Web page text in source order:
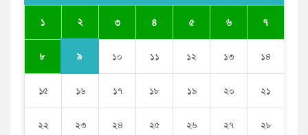
সজীব ওয়াজেদ জয়
১ ২ ৩ ৪ ৫ ৬ ৭
৮ ৯ ১০ ১১ ১২ ১৩ ১৪
১৫ ১৬ ১৭ ১৮ ১৯ ২০ ২১
২২ ২৩ ২৪ ২৫ ২৬ ২৭ ২৮